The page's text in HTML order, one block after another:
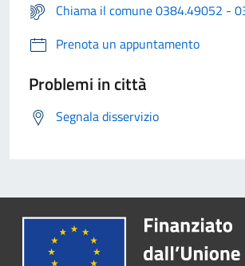
Chiama il comune 0384.49052 -
Prenota un appuntamento
Problemi in città
Segnala disservizio